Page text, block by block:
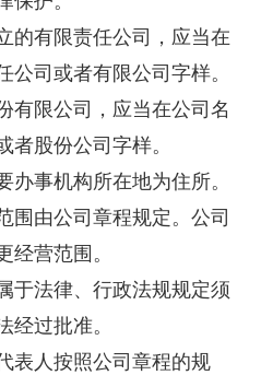
有限责任公司，应当在
公司或者有限公司字样。
限公司，应当在公司名
者股份公司字样。
事机构所在地为住所。
由公司章程规定。公司
经营范围。
法律、行政法规规定须
经过批准。
人按照公司章程的规